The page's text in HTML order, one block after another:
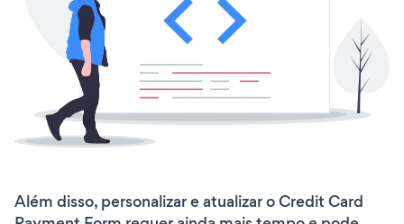
Além disso, personalizar e atualizar o Credit Card